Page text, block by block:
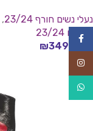
נעלי נשים חורף 23/24 ,
מגפיים 23/24
₪349
בחר אפשרויות
SOLD
OUT
Facebook